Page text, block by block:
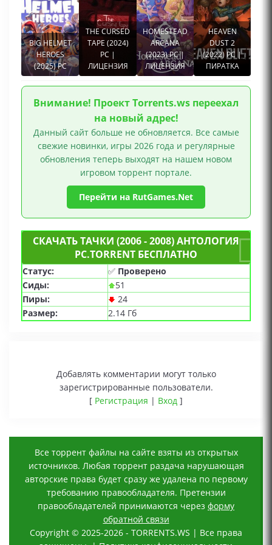
BIG HELMET
HEROES
(2025) PC
THE CURSED
TAPE (2024)
PC |
ЛИЦЕНЗИЯ
HOMESTEAD
ARCANA
(2023) PC |
ЛИЦЕНЗИЯ
HEAVEN
DUST 2
(2022) PC |
ПИРАТКА
Внимание! Проект Torrents.ws переехал
на новый адрес!
Данный сайт больше не обновляется. Все самые
свежие новинки, игры 2026 года и регулярные
обновления теперь выходят на нашем новом
игровом торрент портале.
Перейти на RutGames.Net
СКАЧАТЬ ТАЧКИ (2006 - 2008) АНТОЛОГИЯ
PC.TORRENT БЕСПЛАТНО
Статус: ✅ Проверено
Сиды:
51
Пиры:
24
Размер:
2.14 Гб
Добавлять комментарии могут только
зарегистрированные пользователи.
[ Регистрация | Вход ]
Все торрент файлы на сайте взяты из открытых
источников. Любая торрент раздача нарушающая
авторские права будет сразу же удалена по первому
требованию правообладателя. Претензии
правообладателей принимаются через форму
обратной связи
Copyright © 2025-2026 - TORRENTS.WS | Все права